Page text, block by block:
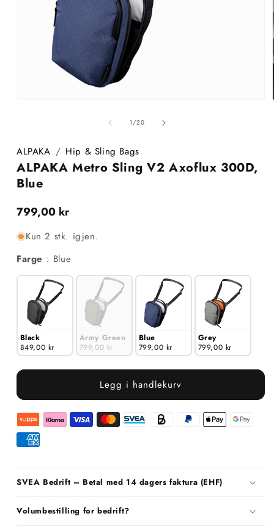
1/av
20
ALPAKA / Hip & Sling Bags
ALPAKA Metro Sling V2 Axoflux 300D,
Blue
Vanlig
pris
799,00 kr
Kun 2 stk. igjen.
Farge : BlueFarge
Black
849,00 kr
Army Green
799,00 kr
Blue
799,00 kr
Grey
799,00 kr
Legg i handlekurv
SVEA Bedrift – Betal med 14 dagers faktura (EHF)
Volumbestilling for bedrift?